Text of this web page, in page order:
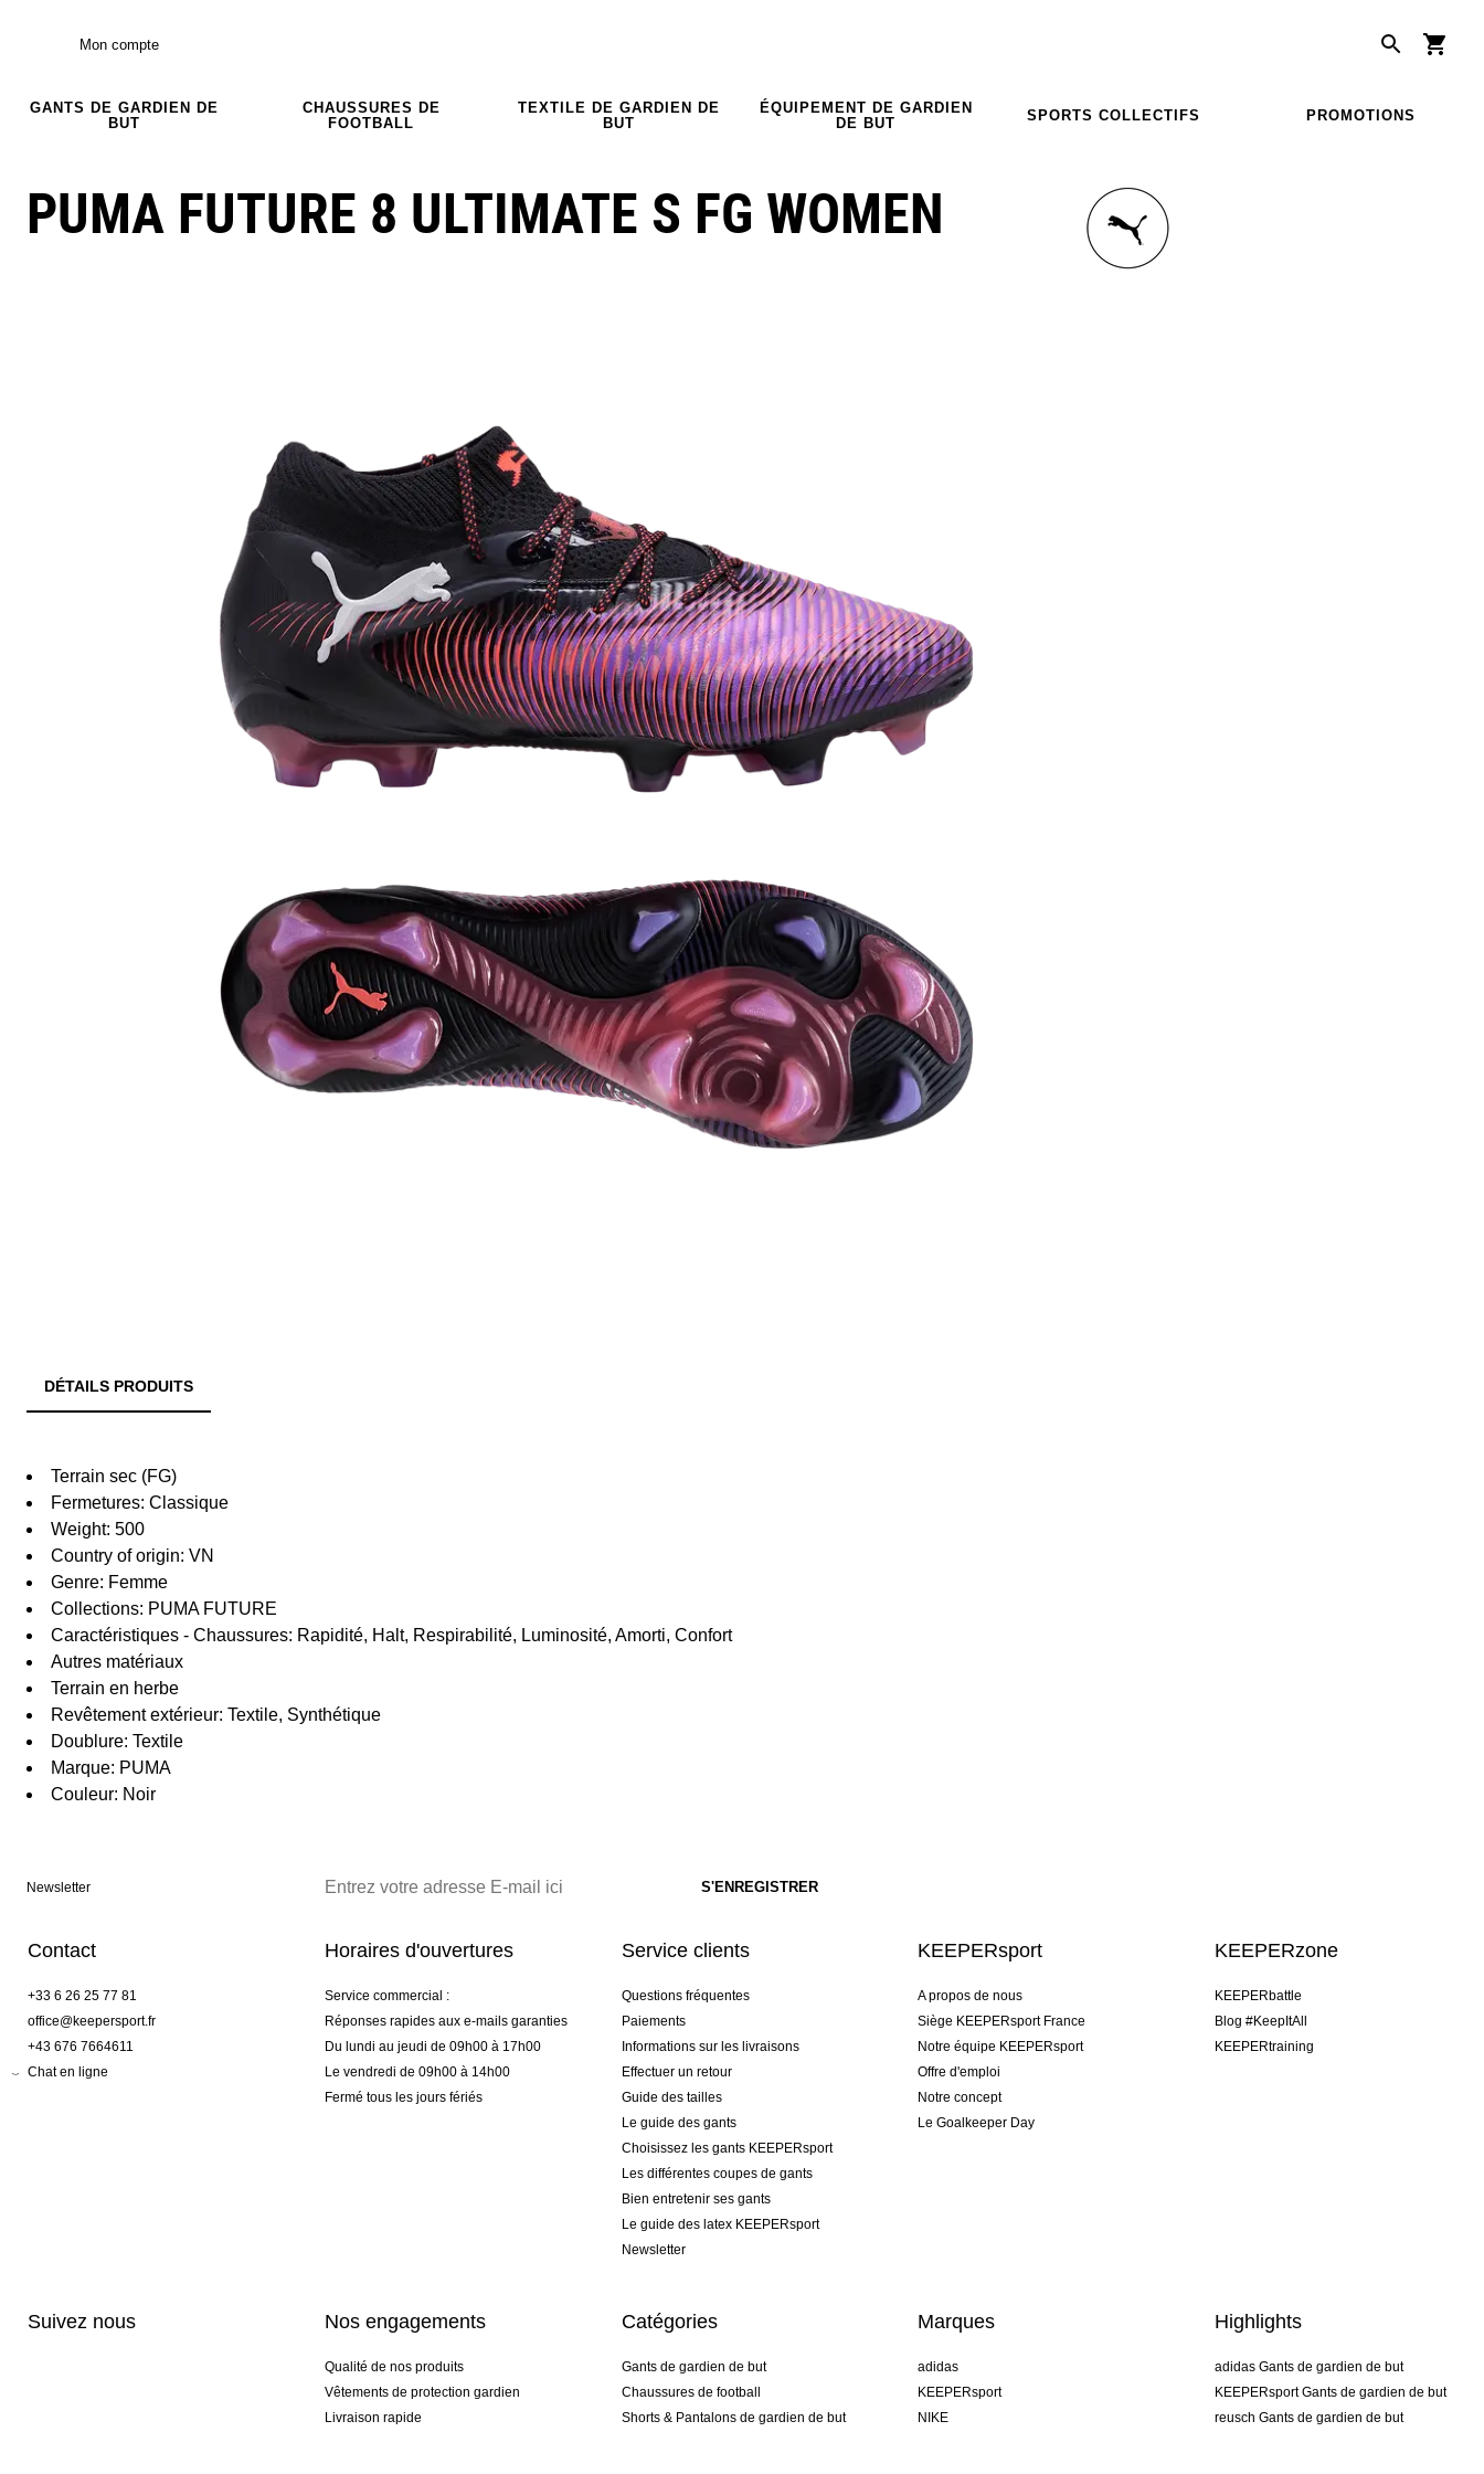
Mon compte
GANTS DE GARDIEN DE
BUT
CHAUSSURES DE
FOOTBALL
TEXTILE DE GARDIEN DE
BUT
ÉQUIPEMENT DE GARDIEN
DE BUT
SPORTS COLLECTIFS PROMOTIONS
PUMA FUTURE 8 ULTIMATE S FG WOMEN
DÉTAILS PRODUITS
Terrain sec (FG)
Fermetures: Classique
Weight: 500
Country of origin: VN
Genre: Femme
Collections: PUMA FUTURE
Caractéristiques - Chaussures: Rapidité, Halt, Respirabilité, Luminosité, Amorti, Confort
Autres matériaux
Terrain en herbe
Revêtement extérieur: Textile, Synthétique
Doublure: Textile
Marque: PUMA
Couleur: Noir
Newsletter
Contact
+33 6 26 25 77 81
office@keepersport.fr
+43 676 7664611
Chat en ligne
Horaires d'ouvertures
Service commercial :
Réponses rapides aux e-mails garanties
Du lundi au jeudi de 09h00 à 17h00
Le vendredi de 09h00 à 14h00
Fermé tous les jours fériés
Service clients
Questions fréquentes
Paiements
Informations sur les livraisons
Effectuer un retour
Guide des tailles
Le guide des gants
Choisissez les gants KEEPERsport
Les différentes coupes de gants
Bien entretenir ses gants
Le guide des latex KEEPERsport
Newsletter
KEEPERsport
A propos de nous
Siège KEEPERsport France
Notre équipe KEEPERsport
Offre d'emploi
Notre concept
Le Goalkeeper Day
KEEPERzone
KEEPERbattle
Blog #KeepItAll
KEEPERtraining
Suivez nous Nos engagements
Qualité de nos produits
Vêtements de protection gardien
Livraison rapide
Catégories
Gants de gardien de but
Chaussures de football
Shorts & Pantalons de gardien de but
Marques
adidas
KEEPERsport
NIKE
Highlights
adidas Gants de gardien de but
KEEPERsport Gants de gardien de but
reusch Gants de gardien de but